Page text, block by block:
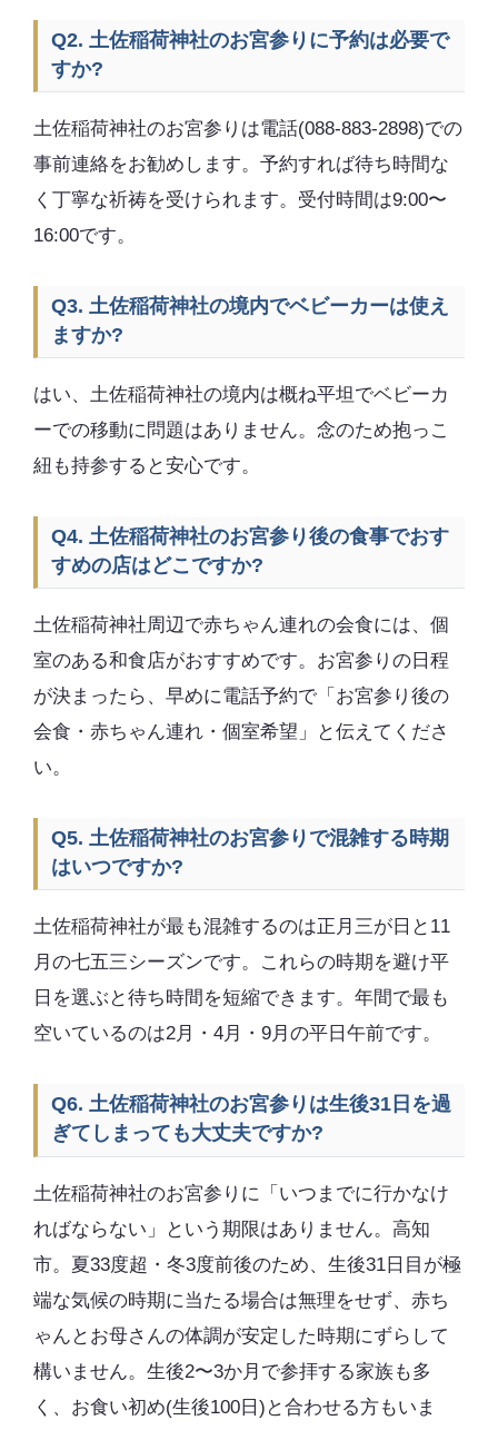
Q2. 土佐稲荷神社のお宮参りに予約は必要で
すか?
土佐稲荷神社のお宮参りは電話(088-883-2898)での
事前連絡をお勧めします。予約すれば待ち時間な
く丁寧な祈祷を受けられます。受付時間は9:00〜
16:00です。
Q3. 土佐稲荷神社の境内でベビーカーは使え
ますか?
はい、土佐稲荷神社の境内は概ね平坦でベビーカ
ーでの移動に問題はありません。念のため抱っこ
紐も持参すると安心です。
Q4. 土佐稲荷神社のお宮参り後の食事でおす
すめの店はどこですか?
土佐稲荷神社周辺で赤ちゃん連れの会食には、個
室のある和食店がおすすめです。お宮参りの日程
が決まったら、早めに電話予約で「お宮参り後の
会食・赤ちゃん連れ・個室希望」と伝えてくださ
い。
Q5. 土佐稲荷神社のお宮参りで混雑する時期
はいつですか?
土佐稲荷神社が最も混雑するのは正月三が日と11
月の七五三シーズンです。これらの時期を避け平
日を選ぶと待ち時間を短縮できます。年間で最も
空いているのは2月・4月・9月の平日午前です。
Q6. 土佐稲荷神社のお宮参りは生後31日を過
ぎてしまっても大丈夫ですか?
土佐稲荷神社のお宮参りに「いつまでに行かなけ
ればならない」という期限はありません。高知
市。夏33度超・冬3度前後のため、生後31日目が極
端な気候の時期に当たる場合は無理をせず、赤ち
ゃんとお母さんの体調が安定した時期にずらして
構いません。生後2〜3か月で参拝する家族も多
く、お食い初め(生後100日)と合わせる方もいま